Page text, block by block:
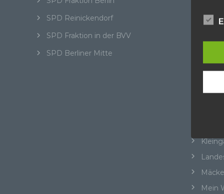
SPD Reinickendorf
SPD Fraktion in der BVV
SPD Berliner Mitte
Cité
Straße
Mein
Die
dies
Wir
a)